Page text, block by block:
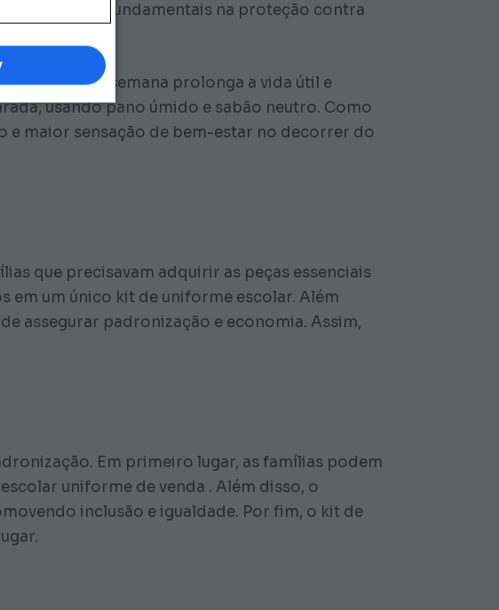
papéis fundamentais na proteção contra
toda semana prolonga a vida útil e
usando pano úmido e sabão neutro. Como
e maior sensação de bem-estar no decorrer do
que precisavam adquirir as peças essenciais
em um único kit de uniforme escolar. Além
assegurar padronização e economia. Assim,
Em primeiro lugar, as famílias podem
uniforme de venda . Além disso, o
inclusão e igualdade. Por fim, o kit de